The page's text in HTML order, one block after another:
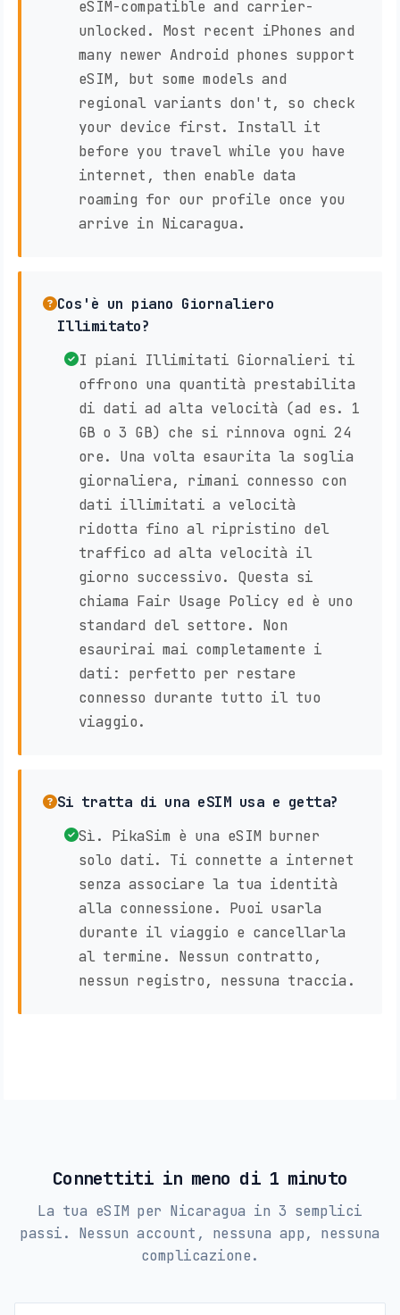
eSIM-compatible and carrier-
unlocked. Most recent iPhones and
many newer Android phones support
eSIM, but some models and
regional variants don't, so check
your device first. Install it
before you travel while you have
internet, then enable data
roaming for our profile once you
arrive in Nicaragua.
Cos'è un piano Giornaliero
Illimitato?
I piani Illimitati Giornalieri ti
offrono una quantità prestabilita
di dati ad alta velocità (ad es. 1
GB o 3 GB) che si rinnova ogni 24
ore. Una volta esaurita la soglia
giornaliera, rimani connesso con
dati illimitati a velocità
ridotta fino al ripristino del
traffico ad alta velocità il
giorno successivo. Questa si
chiama Fair Usage Policy ed è uno
standard del settore. Non
esaurirai mai completamente i
dati: perfetto per restare
connesso durante tutto il tuo
viaggio.
Si tratta di una eSIM usa e getta?
Sì. PikaSim è una eSIM burner
solo dati. Ti connette a internet
senza associare la tua identità
alla connessione. Puoi usarla
durante il viaggio e cancellarla
al termine. Nessun contratto,
nessun registro, nessuna traccia.
Connettiti in meno di 1 minuto
La tua eSIM per Nicaragua in 3 semplici
passi. Nessun account, nessuna app, nessuna
complicazione.